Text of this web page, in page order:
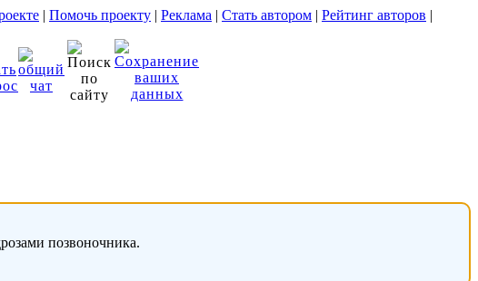
| Помочь проекту | Реклама | Стать автором | Рейтинг авторов |
позвоночника.